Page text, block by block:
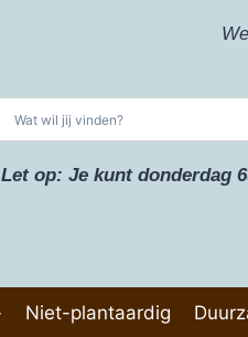
Let op: Je kunt donderdag
Niet-plantaardig